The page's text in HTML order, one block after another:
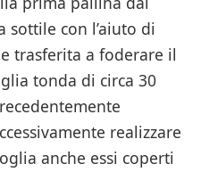
sottile con l’aiuto di
trasferita a foderare il
tonda di circa 30
realizzare
anche essi coperti